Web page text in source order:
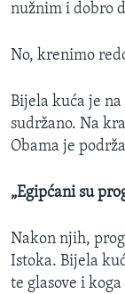
nužnim i dobro
No, krenimo
Bijela kuća je
sudržano. Na
Obama je
„Egipćani su
Nakon njih,
Istoka. Bijela
te glasove i